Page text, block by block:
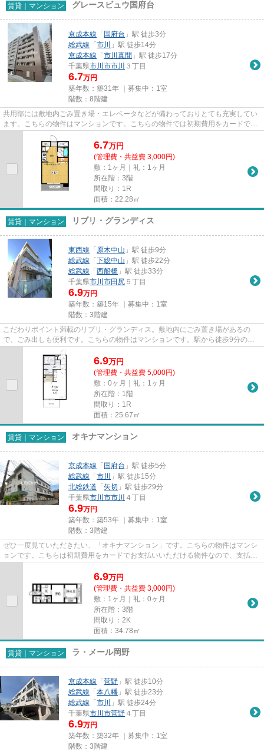
賃貸｜マンション グレースビュウ国府台
京成本線 「 国府台 」駅 徒歩3分
総武線 「 市川
」駅 徒歩14分
京成本線 「 市川真間 」駅 徒歩17分
千葉県市川市市川 ３丁目
6.7万円
築年数：築31年 ｜募集中： 1室
階数：8階建
共用部には敷地内ごみ置き場・エレベータなどが備わっておりとても充実してい
ます。こちらの物件はマンションです。こちらの物件では初期費用をカードでお
支払いいただけます。2駅利用...
6.7万円
(管理費・共益費 3,000円)
敷：1ヶ月｜礼：1ヶ月
所在階：3階
間取り：1R
面積：22.28㎡
賃貸｜マンション リブリ・グランディス
東西線 「 原木中山 」駅 徒歩9分
総武線 「 下総中山 」駅 徒歩22分
総武線 「 西船橋 」駅 徒歩33分
千葉県市川市田尻 ５丁目
6.9万円
築年数：築15年 ｜募集中： 1室
階数：3階建
こだわりポイント満載のリブリ・グランディス。敷地内にごみ置き場があるの
で、ごみ出しも便利です。こちらの物件はマンションです。駅から徒歩9分の物
件で、アクセス良好です。物件の...
6.9万円
(管理費・共益費 5,000円)
敷：0ヶ月｜礼：1ヶ月
所在階：1階
間取り：1R
面積：25.67㎡
賃貸｜マンション オキナマンション
京成本線 「 国府台 」駅 徒歩5分
総武線 「 市川
」駅 徒歩15分
北総鉄道 「 矢切 」駅 徒歩29分
千葉県市川市市川 ４丁目
6.9万円
築年数：築53年 ｜募集中： 1室
階数：3階建
ぜひ一度見ていただきたい、「オキナマンション」です。こちらの物件はマンシ
ョンです。こちらは初期費用をカードでお支払いいただける物件なので、支払い
6.9万円
(管理費・共益費 3,000円)
敷：1ヶ月｜礼：0ヶ月
所在階：3階
間取り：2K
面積：34.78㎡
賃貸｜マンション ラ・メール岡野
京成本線 「 菅野 」駅 徒歩10分
総武線 「 本八幡 」駅 徒歩23分
総武線 「 市川
」駅 徒歩24分
千葉県市川市菅野 ４丁目
6.9万円
築年数：築32年 ｜募集中： 1室
階数：3階建